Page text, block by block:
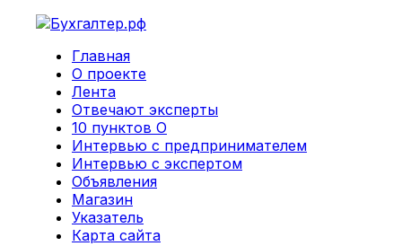
Главная
О проекте
Лента
Отвечают эксперты
10 пунктов О
Интервью с предпринимателем
Интервью с экспертом
Объявления
Магазин
Указатель
Карта сайта